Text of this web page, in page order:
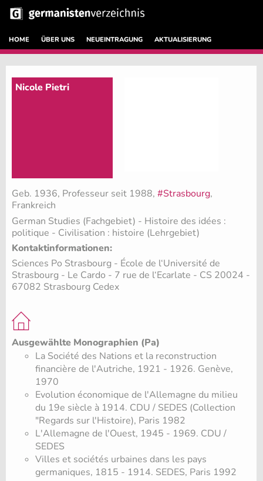
HOME ÜBER UNS NEUEINTRAGUNG AKTUALISIERUNG
Nicole Pietri
Geb. 1936, Professeur seit 1988, #Strasbourg,
Frankreich
German Studies (Fachgebiet) - Histoire des idées :
politique - Civilisation : histoire (Lehrgebiet)
Kontaktinformationen:
Sciences Po Strasbourg - École de l‘Université de
Strasbourg - Le Cardo - 7 rue de l‘Ecarlate - CS 20024 -
67082 Strasbourg Cedex
Ausgewählte Monographien (Pa)
La Société des Nations et la reconstruction
financière de l'Autriche, 1921 - 1926. Genève,
1970
Evolution économique de l'Allemagne du milieu
du 19e siècle à 1914. CDU / SEDES (Collection
"Regards sur l'Histoire), Paris 1982
L'Allemagne de l'Ouest, 1945 - 1969. CDU /
SEDES
Villes et sociétés urbaines dans les pays
germaniques, 1815 - 1914. SEDES, Paris 1992